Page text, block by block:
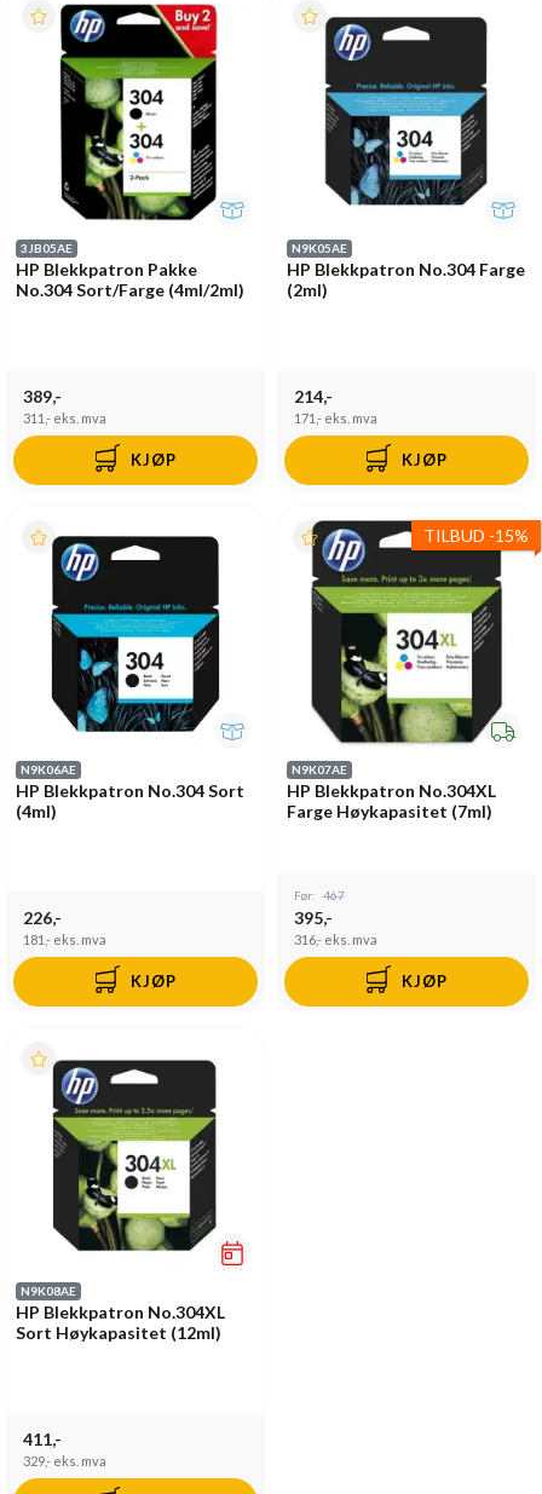
3JB05AE
HP Blekkpatron Pakke
No.304 Sort/Farge (4ml/2ml)
389,-
311,- eks. mva
KJØP
N9K05AE
HP Blekkpatron No.304 Farge
(2ml)
214,-
171,- eks. mva
KJØP
N9K06AE
HP Blekkpatron No.304 Sort
(4ml)
226,-
181,- eks. mva
KJØP
TILBUD -15%
N9K07AE
HP Blekkpatron No.304XL
Farge Høykapasitet (7ml)
Før: 467
395,-
316,- eks. mva
KJØP
N9K08AE
HP Blekkpatron No.304XL
Sort Høykapasitet (12ml)
411,-
329,- eks. mva